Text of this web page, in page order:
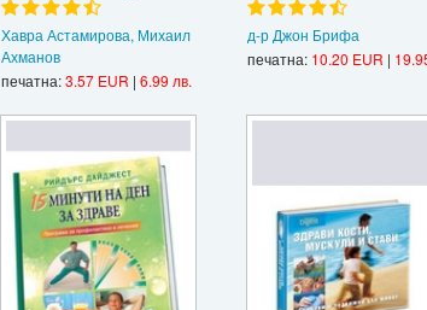
Хавра Астамирова, Михаил
Ахманов
печатна:3.57 EUR | 6.99 лв.
д-р Джон Брифа
печатна: 10.20 EUR |